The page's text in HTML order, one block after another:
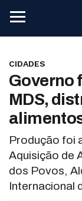
CIDADES
Governo
MDS,
Produção foi
Aquisição de
dos Povos,
Internacional